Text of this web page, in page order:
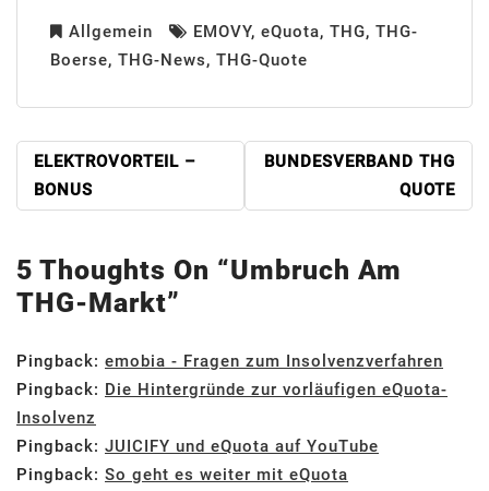
Allgemein EMOVY, eQuota, THG, THG-
Boerse, THG-News, THG-Quote
BEITRAGSNAVIGATION
ELEKTROVORTEIL –
BONUS
BUNDESVERBAND THG
QUOTE
5 Thoughts On “Umbruch Am
THG-Markt”
Pingback: emobia - Fragen zum Insolvenzverfahren
Pingback: Die Hintergründe zur vorläufigen eQuota-
Insolvenz
Pingback: JUICIFY und eQuota auf YouTube
Pingback: So geht es weiter mit eQuota